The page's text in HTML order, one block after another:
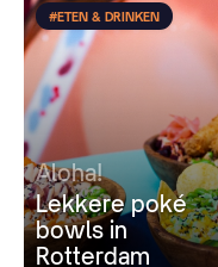
#ETEN & DRINKEN
Aloha!
Lekkere poké
bowls in
Rotterdam